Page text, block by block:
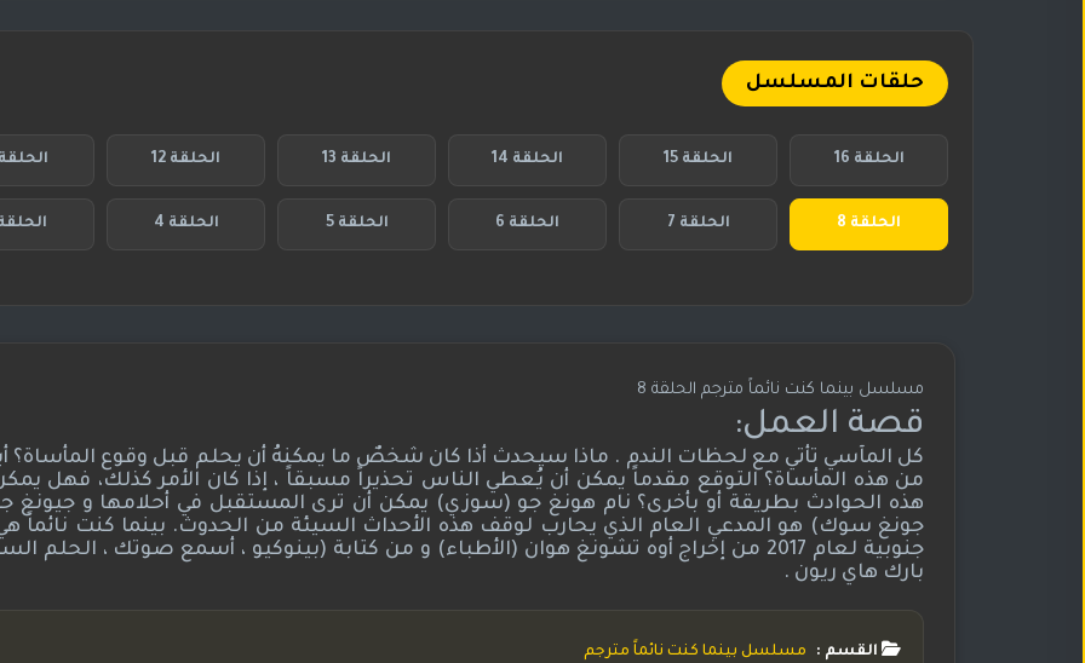
حلقات المسلسل
الحلقة 16 الحلقة 15 الحلقة 14 الحلقة 13 الحلقة 12 الحلقة
الحلقة 8 الحلقة 7 الحلقة 6 الحلقة 5 الحلقة 4 الحلقة
مسلسل بينما كنت نائماً مترجم الحلقة 8
قصة العمل:
كل المآسي تأتي مع لحظات الندم . ماذا سيحدث أذا كان شخصٌ ما يمكنهُ أن يحلم قبل وقوع المأساة؟
من هذه المأساة؟ التوقع مقدماً يمكن أن يُعطي الناس تحذيراً مسبقاً ، إذا كان الأمر كذلك، فهل
هذه الحوادث بطريقة أو بأخرى؟ نام هونغ جو (سوزي) يمكن أن ترى المستقبل في أحلامها و جيونغ
جونغ سوك) هو المدعي العام الذي يحارب لوقف هذه الأحداث السيئة من الحدوث. بينما كنت نائماً هي
جنوبية لعام 2017 من إخراج أوه تشونغ هوان (الأطباء) و من كتابة (بينوكيو ، أسمع صوتك ، الحلم
بارك هاي ريون .
القسم : مسلسل بينما كنت نائماً مترجم